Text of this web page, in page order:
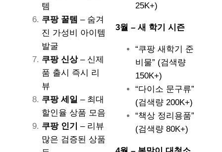
템
쿠팡 꿀템 – 숨겨
진 가성비 아이템
발굴
쿠팡 신상– 신제
품 출시 즉시 리
뷰
쿠팡 세일 – 최대
할인율 상품 모음
쿠팡 인기
– 리뷰
많은 검증된 상품
25K+)
3월 – 새 학기 시즌
“쿠팡 새학기 준
비물” (검색량
150K+)
“다이소 문구류”
(검색량 200K+)
“책상 정리용품”
(검색량 80K+)